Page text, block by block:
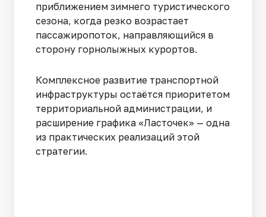
приближением зимнего туристического
сезона, когда резко возрастает
пассажиропоток, направляющийся в
сторону горнолыжных курортов.
Комплексное развитие транспортной
инфраструктуры остаётся приоритетом
территориальной администрации, и
расширение графика «Ласточек» — одна
из практических реализаций этой
стратегии.